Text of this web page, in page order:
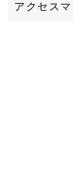
アクセス